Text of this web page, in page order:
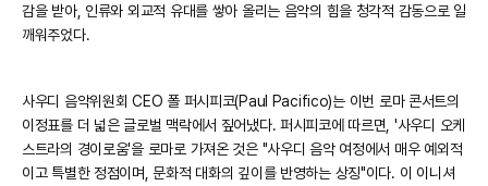
감을 받아, 인류와 외교적 유대를 쌓아 올리는 음악의 힘을 청각적 감동으로 일
깨워주었다.
사우디 음악위원회 CEO 폴 퍼시피코(Paul Pacifico)는 이번 로마 콘서트의
이정표를 더 넓은 글로벌 맥락에서 짚어냈다. 퍼시피코에 따르면, '사우디 오케
스트라의 경이로움'을 로마로 가져온 것은 "사우디 음악 여정에서 매우 예외적
이고 특별한 정점이며, 문화적 대화의 깊이를 반영하는 상징"이다. 이 이니셔